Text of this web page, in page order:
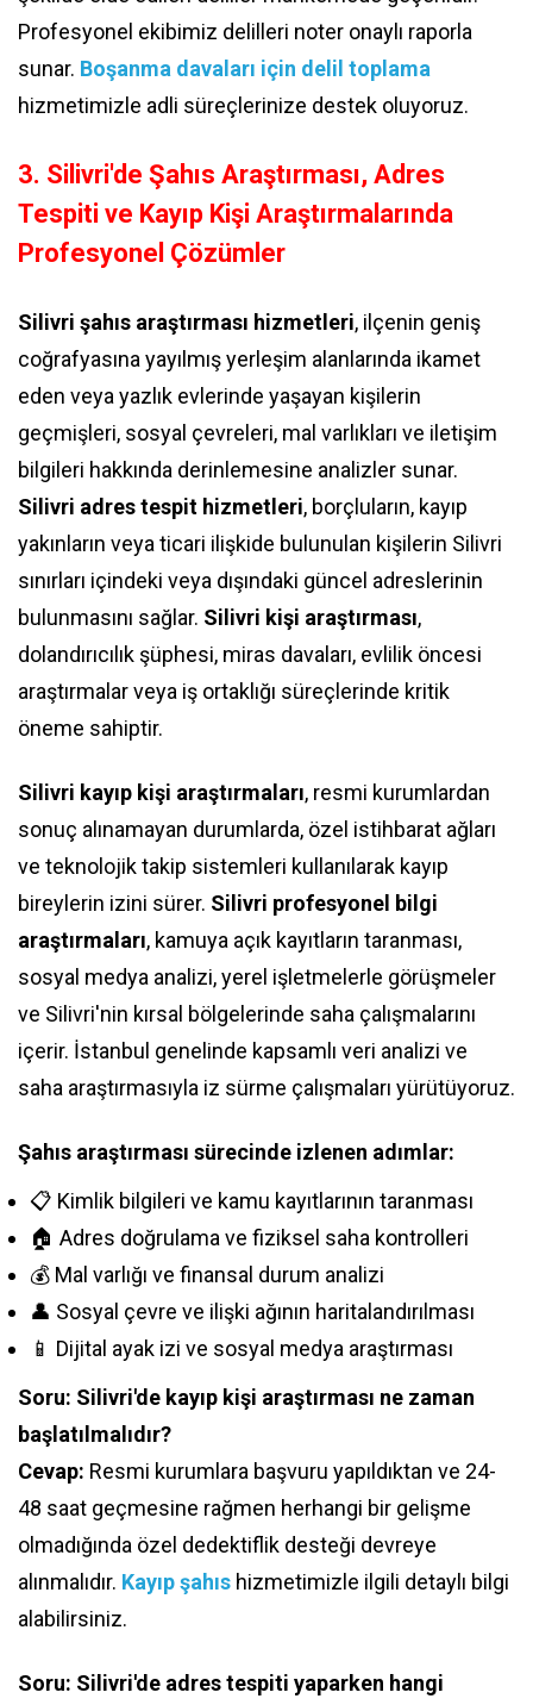
Profesyonel ekibimiz delilleri noter onaylı raporla
sunar. Boşanma davaları için delil toplama
hizmetimizle adli süreçlerinize destek oluyoruz.
3. Silivri'de Şahıs Araştırması, Adres
Tespiti ve Kayıp Kişi Araştırmalarında
Profesyonel Çözümler
Silivri şahıs araştırması hizmetleri, ilçenin geniş
coğrafyasına yayılmış yerleşim alanlarında ikamet
eden veya yazlık evlerinde yaşayan kişilerin
geçmişleri, sosyal çevreleri, mal varlıkları ve iletişim
bilgileri hakkında derinlemesine analizler sunar.
Silivri adres tespit hizmetleri, borçluların, kayıp
yakınların veya ticari ilişkide bulunulan kişilerin Silivri
sınırları içindeki veya dışındaki güncel adreslerinin
bulunmasını sağlar. Silivri kişi araştırması,
dolandırıcılık şüphesi, miras davaları, evlilik öncesi
araştırmalar veya iş ortaklığı süreçlerinde kritik
öneme sahiptir.
Silivri kayıp kişi araştırmaları, resmi kurumlardan
sonuç alınamayan durumlarda, özel istihbarat ağları
ve teknolojik takip sistemleri kullanılarak kayıp
bireylerin izini sürer. Silivri profesyonel bilgi
araştırmaları, kamuya açık kayıtların taranması,
sosyal medya analizi, yerel işletmelerle görüşmeler
ve Silivri'nin kırsal bölgelerinde saha çalışmalarını
içerir. İstanbul genelinde kapsamlı veri analizi ve
saha araştırmasıyla iz sürme çalışmaları yürütüyoruz.
Şahıs araştırması sürecinde izlenen adımlar:
📋 Kimlik bilgileri ve kamu kayıtlarının taranması
🏠 Adres doğrulama ve fiziksel saha kontrolleri
💰 Mal varlığı ve finansal durum analizi
👤 Sosyal çevre ve ilişki ağının haritalandırılması
📱 Dijital ayak izi ve sosyal medya araştırması
Soru: Silivri'de kayıp kişi araştırması ne zaman
başlatılmalıdır?
Cevap: Resmi kurumlara başvuru yapıldıktan ve 24-
48 saat geçmesine rağmen herhangi bir gelişme
olmadığında özel dedektiflik desteği devreye
alınmalıdır. Kayıp şahıs hizmetimizle ilgili detaylı bilgi
alabilirsiniz.
Soru: Silivri'de adres tespiti yaparken hangi